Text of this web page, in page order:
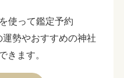
使って鑑定予約
勢やおすすめの神社
きます。